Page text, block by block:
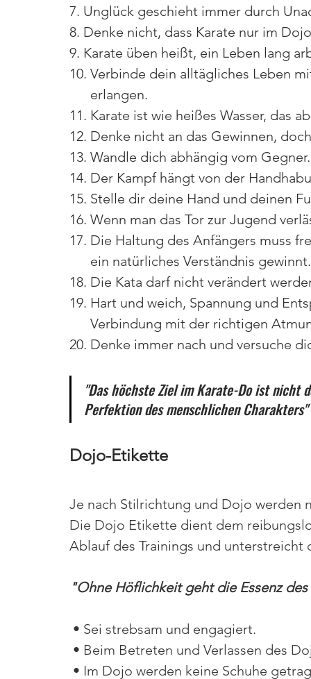
7. Unglück geschieht immer durch
8. Denke nicht, dass Karate nur im
9. Karate üben heißt, ein Leben lang
10. Verbinde dein alltägliches Leben
      erlangen.
11. Karate ist wie heißes Wasser, das
12. Denke nicht an das Gewinnen,
13. Wandle dich abhängig vom Gegner.
14. Der Kampf hängt von der
15. Stelle dir deine Hand und deinen
16. Wenn man das Tor zur Jugend
17. Die Haltung des Anfängers muss
      ein natürliches Verständnis gewinnt.
18. Die Kata darf nicht verändert
19. Hart und weich, Spannung und
Verbindung mit der richtigen
20. Denke immer nach und versuche
"Das höchste Ziel im Karate-Do ist nicht
Perfektion des menschlichen
Dojo-Etikette
Je nach Stilrichtung und Dojo
Die Dojo Etikette dient dem
Ablauf des Trainings und unterstreicht
"Ohne Höflichkeit geht die Essenz
• Sei strebsam und engagiert.
• Beim Betreten und Verlassen des
• Im Dojo werden keine Schuhe